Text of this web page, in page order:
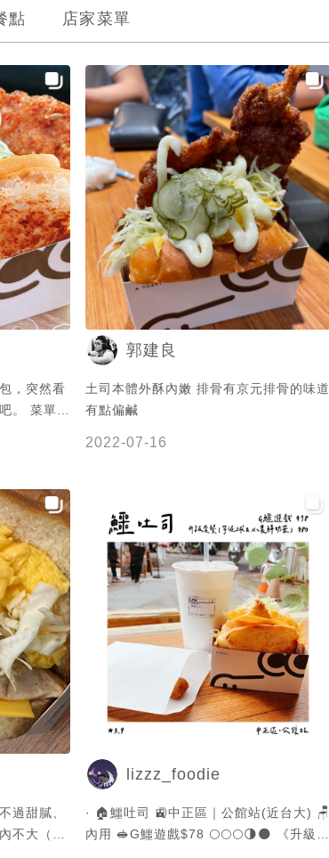
點 店家菜單
，突然看
上
到餐了。
位子也不
勢力
個排骨有
厚片的吐
點滿足。
尤其是亮
部，所以
花生醬的
膩。手工
郭建良
土司本體外酥內嫩 排骨有京元排骨的味道
有點偏鹹
2022-07-16
過甜膩、
不大（座
lizzz_foodie
· 🏠鱷吐司 🚉中正區｜公館站(近台大) 🪑
內用 🥪G鱷遊戲$78 🌕🌕🌕🌗🌑 《升級套